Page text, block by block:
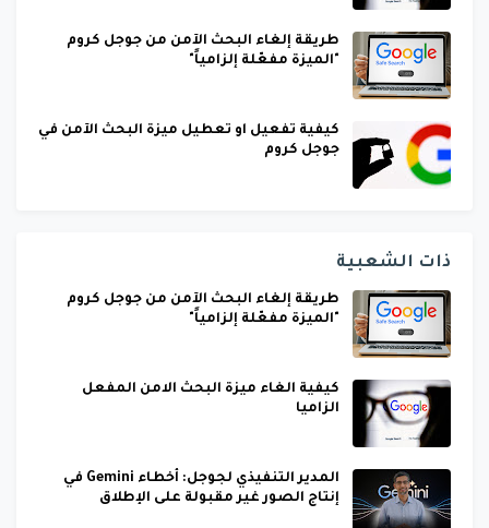
طريقة إلغاء البحث الآمن من جوجل كروم
"الميزة مفعّلة إلزامياً"
كيفية تفعيل او تعطيل ميزة البحث الآمن في
جوجل كروم
ذات الشعبية
طريقة إلغاء البحث الآمن من جوجل كروم
"الميزة مفعّلة إلزامياً"
كيفية الغاء ميزة البحث الامن المفعل
الزاميا
المدير التنفيذي لجوجل: أخطاء Gemini في
إنتاج الصور غير مقبولة على الإطلاق